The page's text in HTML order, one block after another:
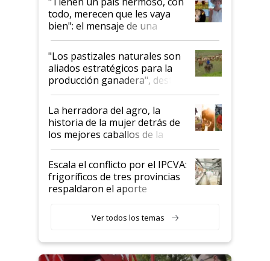
todo, merecen que les vaya
bien": el mensaje de una
ganadera uruguaya sobre las
oportunidades que se abren
para el agro en Argentina, con
foco en la carne
"Los pastizales naturales son
aliados estratégicos para la
producción ganadera", destaca
la iniciativa que ya reúne a 46
establecimientos en Argentina
La herradora del agro, la
historia de la mujer detrás de
los mejores caballos de la
Argentina y los mitos que
todavía hacen sufrir a estos
animales: "Mientras me
descalificaban, yo seguí
haciendo currículum"
Escala el conflicto por el IPCVA:
frigoríficos de tres provincias
respaldaron el aporte
Ver todos los temas